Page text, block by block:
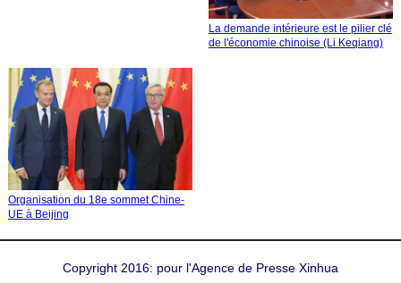
La demande intérieure est le pilier clé
de l'économie chinoise (Li Keqiang)
Organisation du 18e sommet Chine-
UE à Beijing
Copyright 2016: pour l'Agence de Presse Xinhua